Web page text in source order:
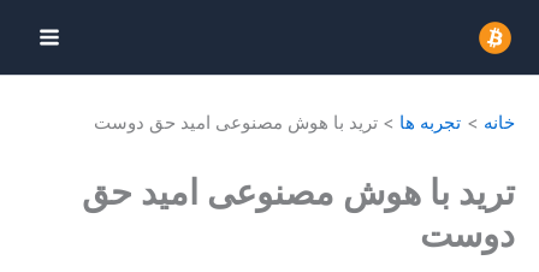
محتوا
خانه تجربه ها ترید با هوش مصنوعی امید حق دوست
ترید با هوش مصنوعی امید حق
دوست